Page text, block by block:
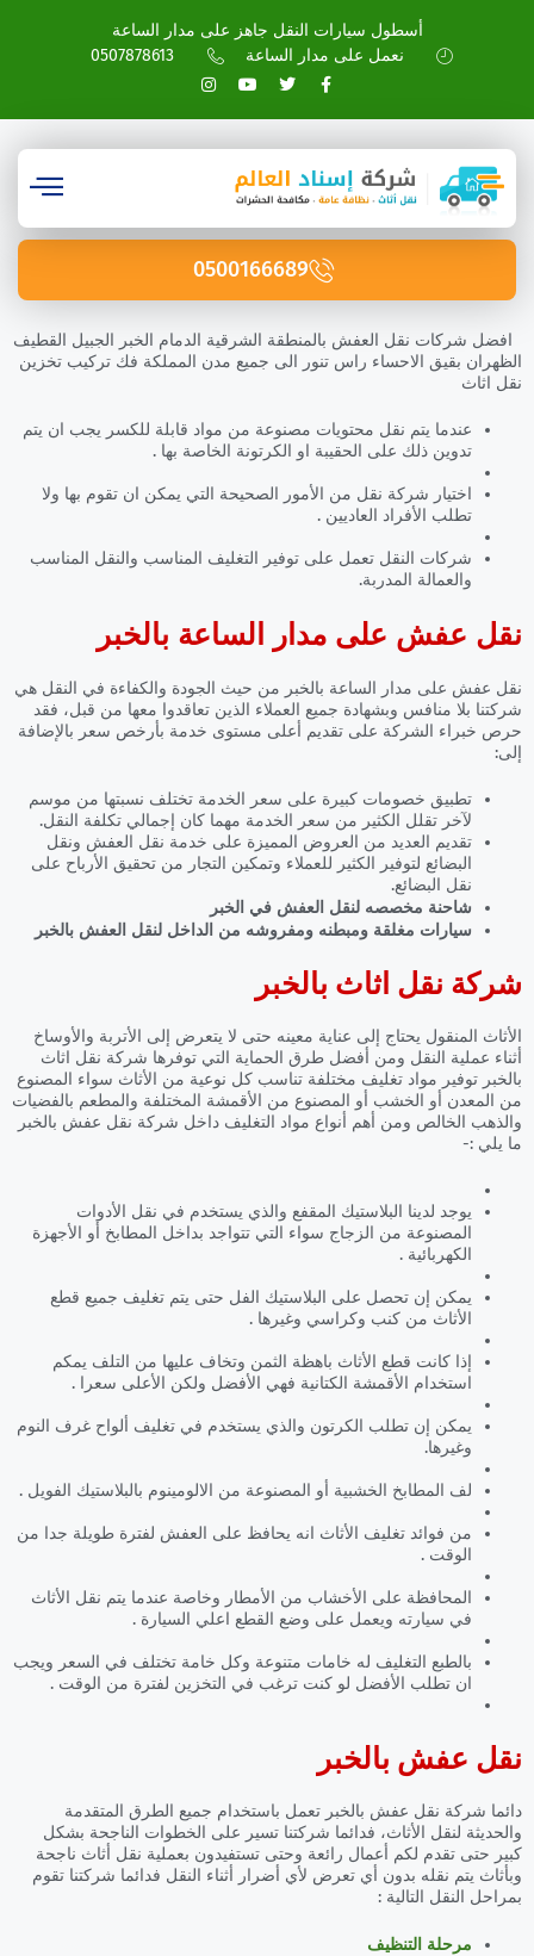
أسطول سيارات النقل جاهز على مدار الساعة
نعمل على مدار الساعة
0507878613
0500166689
افضل شركات نقل العفش بالمنطقة الشرقية الدمام الخبر الجبيل القطيف
الظهران بقيق الاحساء راس تنور الى جميع مدن المملكة فك تركيب تخزين
نقل اثاث
عندما يتم نقل محتويات مصنوعة من مواد قابلة للكسر يجب ان يتم
تدوين ذلك على الحقيبة او الكرتونة الخاصة بها .
اختيار شركة نقل من الأمور الصحيحة التي يمكن ان تقوم بها ولا
تطلب الأفراد العاديين .
شركات النقل تعمل على توفير التغليف المناسب والنقل المناسب
والعمالة المدربة.
نقل عفش على مدار الساعة بالخبر
نقل عفش على مدار الساعة بالخبر من حيث الجودة والكفاءة في النقل هي
شركتنا بلا منافس وبشهادة جميع العملاء الذين تعاقدوا معها من قبل، فقد
حرص خبراء الشركة على تقديم أعلى مستوى خدمة بأرخص سعر بالإضافة
إلى:
تطبيق خصومات كبيرة على سعر الخدمة تختلف نسبتها من موسم
لآخر تقلل الكثير من سعر الخدمة مهما كان إجمالي تكلفة النقل.
تقديم العديد من العروض المميزة على خدمة نقل العفش ونقل
البضائع لتوفير الكثير للعملاء وتمكين التجار من تحقيق الأرباح على
نقل البضائع.
شاحنة مخصصه لنقل العفش في الخبر
سيارات مغلقة ومبطنه ومفروشه من الداخل لنقل العفش بالخبر
شركة نقل اثاث بالخبر
الأثاث المنقول يحتاج إلى عناية معينه حتى لا يتعرض إلى الأتربة والأوساخ
أثناء عملية النقل ومن أفضل طرق الحماية التي توفرها شركة نقل اثاث
بالخبر توفير مواد تغليف مختلفة تناسب كل نوعية من الأثاث سواء المصنوع
من المعدن أو الخشب أو المصنوع من الأقمشة المختلفة والمطعم بالفضيات
والذهب الخالص ومن أهم أنواع مواد التغليف داخل شركة نقل عفش بالخبر
ما يلي :-
يوجد لدينا البلاستيك المقفع والذي يستخدم في نقل الأدوات
المصنوعة من الزجاج سواء التي تتواجد بداخل المطابخ أو الأجهزة
الكهربائية .
يمكن إن تحصل على البلاستيك الفل حتى يتم تغليف جميع قطع
الأثاث من كنب وكراسي وغيرها .
إذا كانت قطع الأثاث باهظة الثمن وتخاف عليها من التلف يمكم
استخدام الأقمشة الكتانية فهي الأفضل ولكن الأعلى سعرا .
يمكن إن تطلب الكرتون والذي يستخدم في تغليف ألواح غرف النوم
وغيرها.
لف المطابخ الخشبية أو المصنوعة من الالومينوم بالبلاستيك الفويل .
من فوائد تغليف الأثاث انه يحافظ على العفش لفترة طويلة جدا من
الوقت .
المحافظة على الأخشاب من الأمطار وخاصة عندما يتم نقل الأثاث
في سيارته ويعمل على وضع القطع اعلي السيارة .
بالطبع التغليف له خامات متنوعة وكل خامة تختلف في السعر ويجب
ان تطلب الأفضل لو كنت ترغب في التخزين لفترة من الوقت .
نقل عفش بالخبر
دائما شركة نقل عفش بالخبر تعمل باستخدام جميع الطرق المتقدمة
والحديثة لنقل الأثاث، فدائما شركتنا تسير على الخطوات الناجحة بشكل
كبير حتى تقدم لكم أعمال رائعة وحتى تستفيدون بعملية نقل أثاث ناجحة
وبأثاث يتم نقله بدون أي تعرض لأي أضرار أثناء النقل فدائما شركتنا تقوم
بمراحل النقل التالية :
مرحلة التنظيف